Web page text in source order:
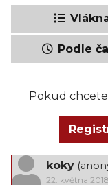
Podle
Pokud
koky
22. května 2018